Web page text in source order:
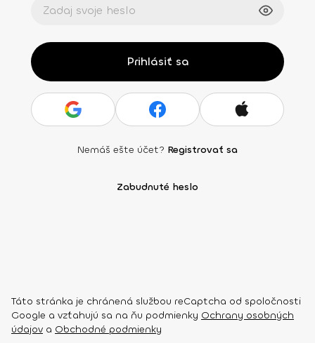
Prihlásiť sa
Nemáš ešte účet? Registrovať sa
Zabudnuté heslo
Táto stránka je chránená službou reCaptcha od spoločnosti
Google a vzťahujú sa na ňu podmienky Ochrany osobných
údajov a Obchodné podmienky